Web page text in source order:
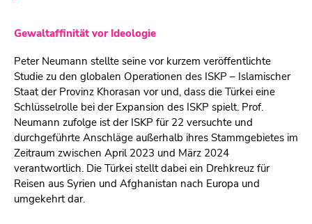
Gewaltaffinität vor Ideologie
Peter Neumann stellte seine vor kurzem veröffentlichte
Studie zu den globalen Operationen des ISKP – Islamischer
Staat der Provinz Khorasan vor und, dass die Türkei eine
Schlüsselrolle bei der Expansion des ISKP spielt. Prof.
Neumann zufolge ist der ISKP für 22 versuchte und
durchgeführte Anschläge außerhalb ihres Stammgebietes im
Zeitraum zwischen April 2023 und März 2024
verantwortlich. Die Türkei stellt dabei ein Drehkreuz für
Reisen aus Syrien und Afghanistan nach Europa und
umgekehrt dar.